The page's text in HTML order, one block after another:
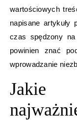
wartościowych
napisane artykuły
czas spędzony
powinien znać
wprowadzanie
Jakie